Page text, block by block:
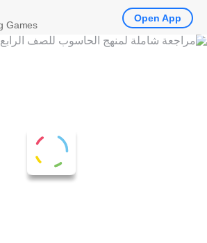
Games
Open App